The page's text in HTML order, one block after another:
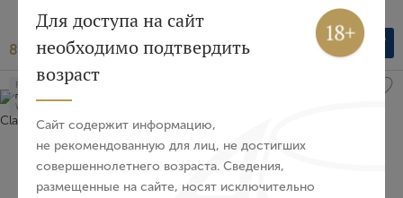
87 416 ₽
Франция, Красное, Сухое, 0.75 л
342 259 ₽
RP
WS
Для доступа на сайт
необходимо подтвердить
возраст
Сайт содержит информацию,
не рекомендованную для лиц, не достигших
совершеннолетнего возраста. Сведения,
размещенные на сайте, носят исключительно
Вход Регистрация
Пароль